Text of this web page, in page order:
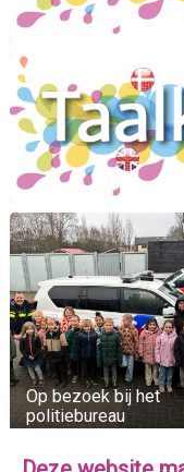
Op bezoek bij het
politiebureau